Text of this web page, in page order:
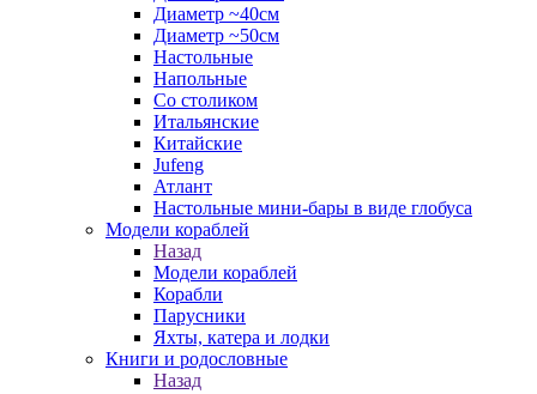
Диаметр ~40см
Диаметр ~50см
Настольные
Напольные
Со столиком
Итальянские
Китайские
Jufeng
Атлант
Настольные мини-бары в виде глобуса
Модели кораблей
Назад
Модели кораблей
Корабли
Парусники
Яхты, катера и лодки
Книги и родословные
Назад